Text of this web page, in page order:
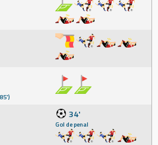
34'
Gol de penal